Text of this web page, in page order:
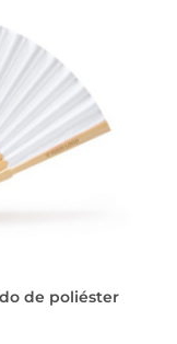
de poliéster